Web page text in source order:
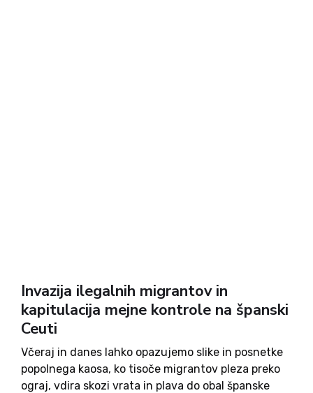
Invazija ilegalnih migrantov in
kapitulacija mejne kontrole na španski
Ceuti
Včeraj in danes lahko opazujemo slike in posnetke
popolnega kaosa, ko tisoče migrantov pleza preko
ograj, vdira skozi vrata in plava do obal španske